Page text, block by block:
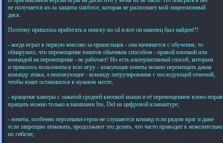
не получается из-за защиты starforce, которая не распознает мой лицензионный
диск.
Поэтому пришлось прибегать к поиску no cd и вот он наконец был найден!!!
- когда играл в первую миссию за пришельцев - она начинается с обучения, то
обнаружил, что перемещение юнитов обычным способом - правой кнопкой или
командой на перемещение - не работает! Но есть альтернативный способ, которым
и пришлось пользоваться всю игру - атакующие юниты можно перемещать давая
команду атаки, а неатакующие - команду патрулирования с последующей отменой,
чтобы юнит остановился в нужном месте;
- вращение камеры с зажатой средней кнопкой мыши и её перемещением влево-
вращать можно только клавишами Ins, Del на цифровой клавиатуре;
- юниты, особенно персонажи-герои не слушаются команд если рядом враг и даже
если запрещаю атаковать, продолжают это делать, что часто приводит к
их гибели;